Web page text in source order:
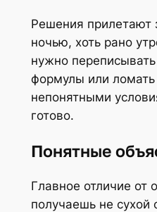
Решения прилетают
ночью, хоть рано
нужно
формулы или ломать
непонятными
готово.
Понятные
Главное отличие
получаешь не сухой